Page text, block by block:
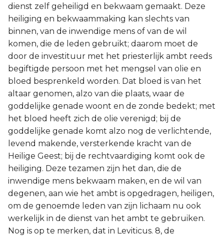
dienst zelf geheiligd en bekwaam gemaakt. Deze
heiliging en bekwaammaking kan slechts van
binnen, van de inwendige mens of van de wil
komen, die de leden gebruikt; daarom moet de
door de investituur met het priesterlijk ambt reeds
begiftigde persoon met het mengsel van olie en
bloed besprenkeld worden. Dat bloed is van het
altaar genomen, alzo van die plaats, waar de
goddelijke genade woont en de zonde bedekt; met
het bloed heeft zich de olie verenigd; bij de
goddelijke genade komt alzo nog de verlichtende,
levend makende, versterkende kracht van de
Heilige Geest; bij de rechtvaardiging komt ook de
heiliging. Deze tezamen zijn het dan, die de
inwendige mens bekwaam maken, en de wil van
degenen, aan wie het ambt is opgedragen, heiligen,
om de genoemde leden van zijn lichaam nu ook
werkelijk in de dienst van het ambt te gebruiken.
Nog is op te merken, dat in Leviticus. 8, de